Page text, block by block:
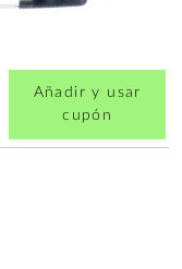
Añadir y usar
cupón